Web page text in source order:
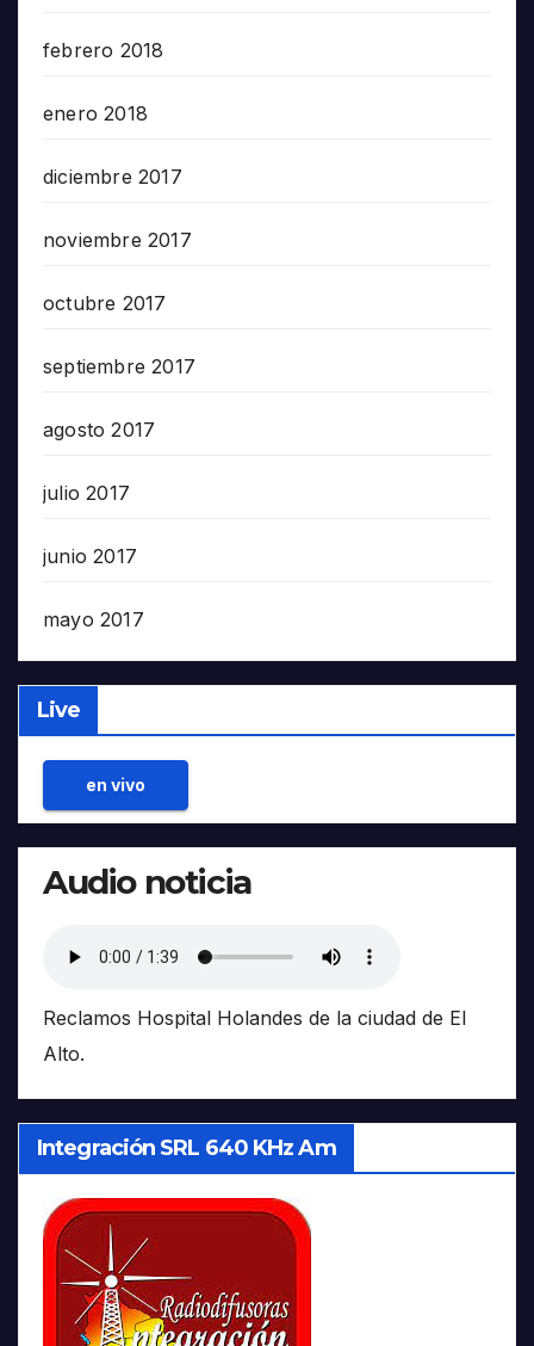
febrero 2018
enero 2018
diciembre 2017
noviembre 2017
octubre 2017
septiembre 2017
agosto 2017
julio 2017
junio 2017
mayo 2017
Live
en vivo
Audio noticia
Reclamos Hospital Holandes de la ciudad de El
Alto.
Integración SRL 640 KHz Am